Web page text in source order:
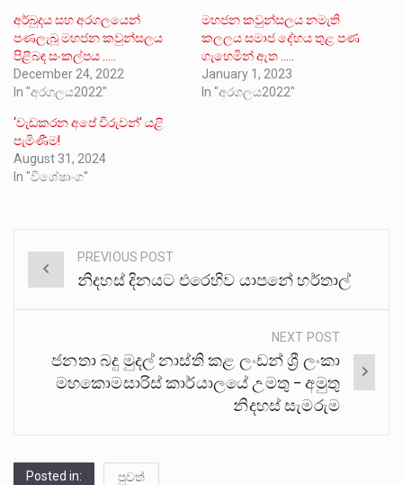
අර්බුදය සහ අරගලයෙන්
පණලැබූ මහජන කවුන්සලය
පිළිබඳ සංකල්පය …..
December 24, 2022
In "අරගලය2022"
මහජන කවුන්සලය නමැති
කලලය සමාජ දේහය තුළ පණ
ගැහෙමින් ඇත …..
January 1, 2023
In "අරගලය2022"
‘වැඩකරන අපේ විරුවන්’ යළි
පැමිණීම!
August 31, 2024
In "විශේෂාංග"
Post
navigation
PREVIOUS POST
නිදහස් දිනයට එරෙහිව යාපනේ හර්තාල්
NEXT POST
ජනතා බදු මුදල් නාස්ති කළ ලංඩන් ශ්‍රී ලංකා
මහකොමසාරිස් කාර්යාලයේ උමතු – අමුතු
නිදහස් සැමරුම
Posted in: පුවත්